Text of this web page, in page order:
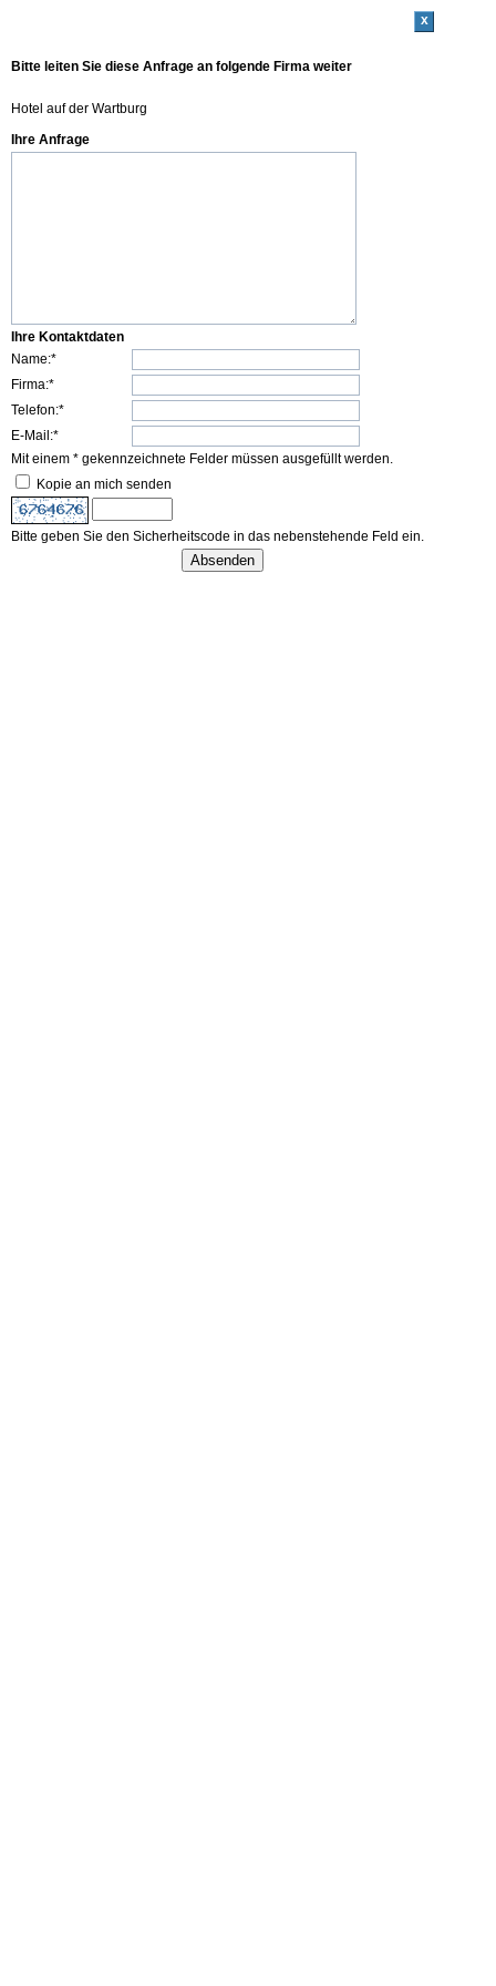
x
Bitte leiten Sie diese Anfrage an folgende Firma weiter
Hotel auf der Wartburg
Ihre Anfrage
Ihre Kontaktdaten
Name:*
Firma:*
Telefon:*
E-Mail:*
Mit einem * gekennzeichnete Felder müssen ausgefüllt werden.
Kopie an mich senden
Bitte geben Sie den Sicherheitscode in das nebenstehende Feld ein.